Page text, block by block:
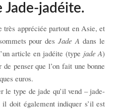
Jade-jadéite.
très appréciée partout en Asie, et
pour desJade A dans le
article en jadéite (type jade A)
penser que l’on fait une bonne
euros.
le type de jade qu’il vend – jade-
doit également indiquer s’il est